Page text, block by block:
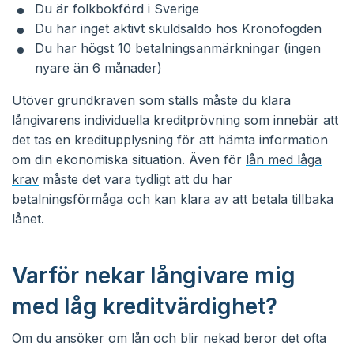
Du är folkbokförd i Sverige
Du har inget aktivt skuldsaldo hos Kronofogden
Du har högst 10 betalningsanmärkningar (ingen
nyare än 6 månader)
Utöver grundkraven som ställs måste du klara
långivarens individuella kreditprövning som innebär att
det tas en kreditupplysning för att hämta information
om din ekonomiska situation. Även för lån med låga
krav måste det vara tydligt att du har
betalningsförmåga och kan klara av att betala tillbaka
lånet.
Varför nekar långivare mig
med låg kreditvärdighet?
Om du ansöker om lån och blir nekad beror det ofta